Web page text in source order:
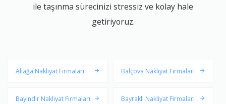
ile taşınma sürecinizi stressiz ve kolay hale
getiriyoruz.
Aliağa Nakliyat Firmaları Balçova Nakliyat Firmaları
Bayındır Nakliyat Firmaları Bayraklı Nakliyat Firmaları